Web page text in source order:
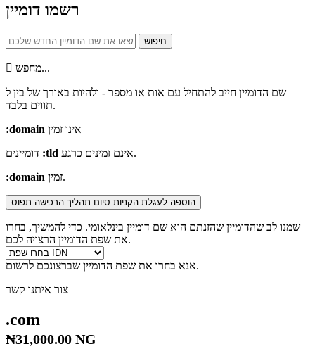
רשמו דומיין
מחפש...
שם הדומיין חייב להתחיל עם אות או מספר - ולהיות באורך של בין ל
תווים בלבד.
:domain אינו זמין
:tld
אינם זמינים כרגע.
:domain
זמין.
הוספה לעגלת הקניות סיום תהליך הרכישה תפוס
שמנו לב שהדומיין שהזנתם הוא שם דומיין בינלאומי. כדי להמשיך, בחרו
את שפת הדומיין הרצויה לכם.
אנא בחרו את שפת הדומיין שברצונכם לרשום.
צור איתנו קשר
.com
₦31,000.00 NG